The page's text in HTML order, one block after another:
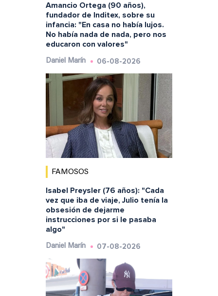
Amancio Ortega (90 años),
fundador de Inditex, sobre su
infancia: "En casa no había lujos.
No había nada de nada, pero nos
educaron con valores"
Daniel Marín 06-08-2026
FAMOSOS
Isabel Preysler (76 años): "Cada
vez que iba de viaje, Julio tenía la
obsesión de dejarme
instrucciones por si le pasaba
algo"
Daniel Marín 07-08-2026